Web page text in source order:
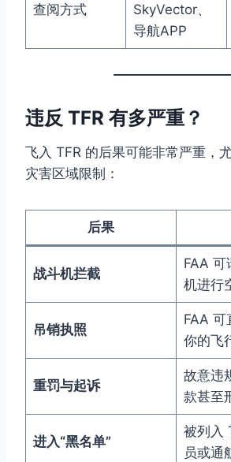
查阅方式
SkyVector、
导航APP
违反 TFR 有多严重？
飞入 TFR 的后果可能非常严重，
灾害区域限制：
后果
战斗机拦截
FAA 可
机进行
吊销执照
FAA 可
你的飞
重罚与起诉
故意违
款甚至
进入“黑名单”
被列入
员或通